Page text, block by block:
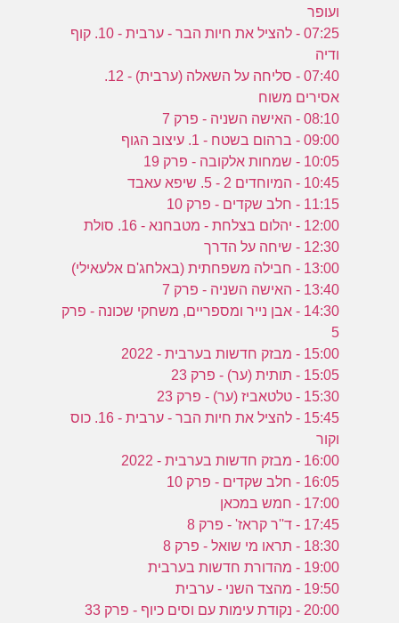
ועופר
07:25 - להציל את חיות הבר - ערבית - 10. קוף
ודיה
07:40 - סליחה על השאלה (ערבית) - 12.
אסירים משוח
08:10 - האישה השניה - פרק 7
09:00 - ברהום בשטח - 1. עיצוב הגוף
10:05 - שמחות אלקובה - פרק 19
10:45 - המיוחדים 2 - 5. שיפא עאבד
11:15 - חלב שקדים - פרק 10
12:00 - יהלום בצלחת - מטבחנא - 16. סולת
12:30 - שיחה על הדרך
13:00 - חבילה משפחתית (באלחג'ם אלעאילי)
13:40 - האישה השניה - פרק 7
14:30 - אבן נייר ומספריים, משחקי שכונה - פרק
5
15:00 - מבזק חדשות בערבית - 2022
15:05 - תותית (ער) - פרק 23
15:30 - טלטאביז (ער) - פרק 23
15:45 - להציל את חיות הבר - ערבית - 16. כוס
וקור
16:00 - מבזק חדשות בערבית - 2022
16:05 - חלב שקדים - פרק 10
17:00 - חמש במכאן
17:45 - ד''ר קראז' - פרק 8
18:30 - תראו מי שואל - פרק 8
19:00 - מהדורת חדשות בערבית
19:50 - מהצד השני - ערבית
20:00 - נקודת עימות עם וסים כיוף - פרק 33